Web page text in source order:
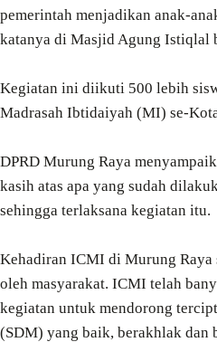
pemerintah menjadikan anak-
katanya di Masjid Agung Istiqlal
Kegiatan ini diikuti 500 lebih
Madrasah Ibtidaiyah (MI) se-
DPRD Murung Raya
kasih atas apa yang sudah
sehingga terlaksana kegiatan itu.
Kehadiran ICMI di Murung Raya
oleh masyarakat. ICMI telah
kegiatan untuk mendorong
(SDM) yang baik, berakhlak dan